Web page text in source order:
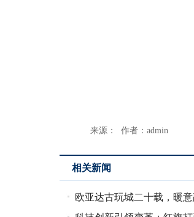
来源： 作者：admin
相关新闻
欧亚达古玩城二十载，暖